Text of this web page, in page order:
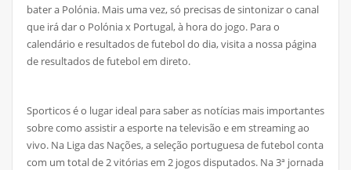
bater a Polónia. Mais uma vez, só precisas de sintonizar o canal
que irá dar o Polónia x Portugal, à hora do jogo. Para o
calendário e resultados de futebol do dia, visita a nossa página
de resultados de futebol em direto.
Sporticos é o lugar ideal para saber as notícias mais importantes
sobre como assistir a esporte na televisão e em streaming ao
vivo. Na Liga das Nações, a seleção portuguesa de futebol conta
com um total de 2 vitórias em 2 jogos disputados. Na 3ª jornada